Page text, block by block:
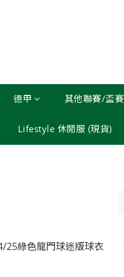
德甲 其他聯賽/盃賽
Lifestyle 休閒服 (現貨)